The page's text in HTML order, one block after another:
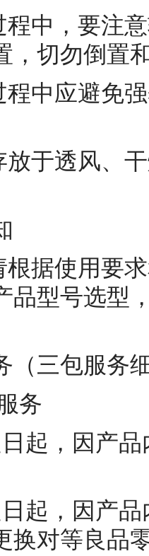
程中，要注
，切勿倒置
程中应避免
放于透风、
根据使用要
品型号选型
（三包服务
务
起，因产
起，因产
换对等良品